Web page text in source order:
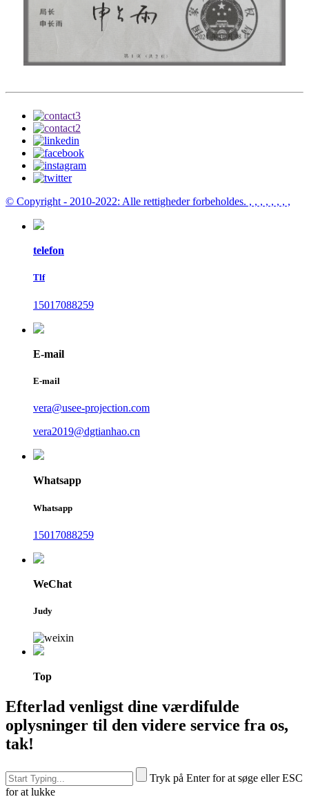
© Copyright - 2010-2022: Alle rettigheder forbeholdes. , , , , , , , ,
telefon
Tlf
15017088259
E-mail
E-mail
vera@usee-projection.com
vera2019@dgtianhao.cn
Whatsapp
Whatsapp
15017088259
WeChat
Judy
Top
Efterlad venligst dine værdifulde
oplysninger til den videre service fra os,
tak!
Tryk på Enter for at søge eller ESC
for at lukke